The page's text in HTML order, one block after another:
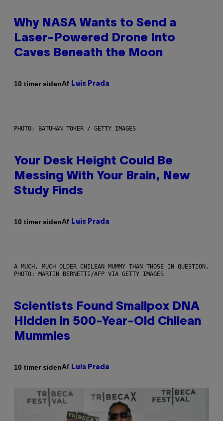
Why NASA Wants to Send a
Laser-Powered Drone Into
Caves Beneath the Moon
10 timer sidenAf Luis Prada
PHOTO: BATUHAN TOKER / GETTY IMAGES
Your Desk Height Could Be
Messing With Your Brain, New
Study Finds
10 timer sidenAf Luis Prada
A MUCH, MUCH OLDER CHILEAN MUMMY THAN THOSE IN QUESTION.
PHOTO: MARTIN BERNETTI/AFP VIA GETTY IMAGES
Scientists Found Smallpox DNA
Hidden in 500-Year-Old Chilean
Mummies
10 timer sidenAf Luis Prada